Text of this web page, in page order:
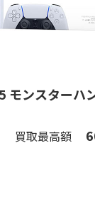
ンスターハ
買取最高額